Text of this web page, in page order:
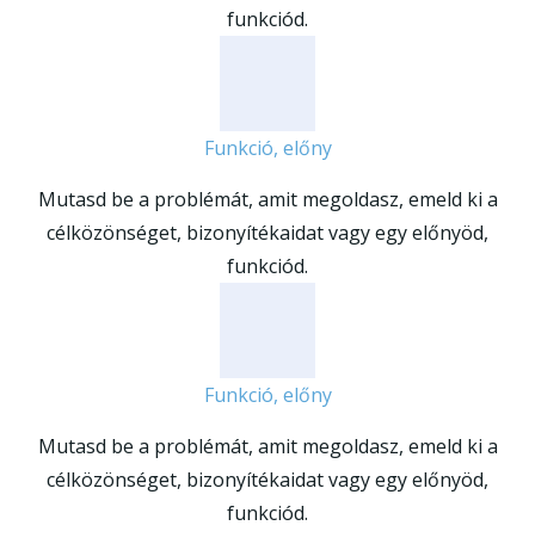
funkciód.
Funkció, előny
Mutasd be a problémát, amit megoldasz, emeld ki a
célközönséget, bizonyítékaidat vagy egy előnyöd,
funkciód.
Funkció, előny
Mutasd be a problémát, amit megoldasz, emeld ki a
célközönséget, bizonyítékaidat vagy egy előnyöd,
funkciód.